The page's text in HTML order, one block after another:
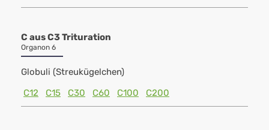
C aus C3 Trituration
Organon 6
Globuli (Streukügelchen)
C12
C15 C30 C60 C100 C200